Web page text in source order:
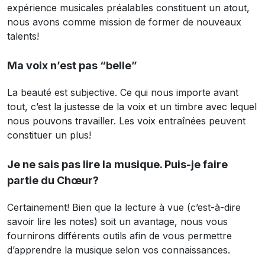
expérience musicales préalables constituent un atout,
nous avons comme mission de former de nouveaux
talents!
Ma voix n’est pas “belle”
La beauté est subjective. Ce qui nous importe avant
tout, c’est la justesse de la voix et un timbre avec lequel
nous pouvons travailler. Les voix entraînées peuvent
constituer un plus!
Je ne sais pas lire la musique. Puis-je faire
partie du Chœur?
Certainement! Bien que la lecture à vue (c’est-à-dire
savoir lire les notes) soit un avantage, nous vous
fournirons différents outils afin de vous permettre
d’apprendre la musique selon vos connaissances.